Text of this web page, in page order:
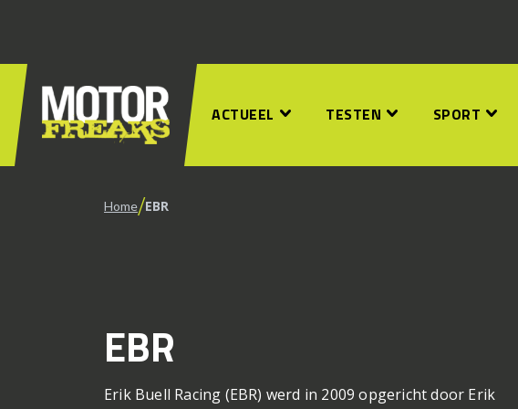
ACTUEEL TESTEN SPORT
Home/EBR
EBR
Erik Buell Racing (EBR) werd in 2009 opgericht door Erik